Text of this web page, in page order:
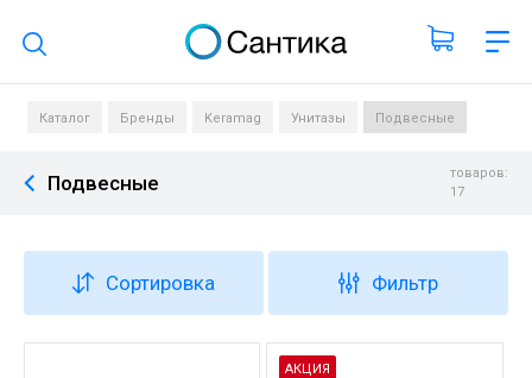
Поиск по каталогу
Каталог Бренды Keramag Унитазы Подвесные
Подвесные
товаров:
17
Сортировка Фильтр
АКЦИЯ